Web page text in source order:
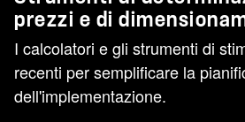
prezzi e di
I calcolatori e gli strumenti di
recenti per semplificare la
dell'implementazione.